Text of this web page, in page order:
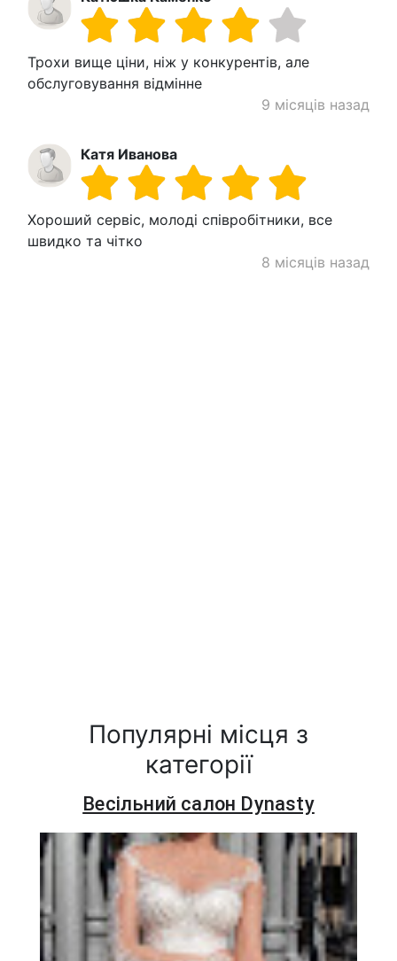
Трохи вище ціни, ніж у конкурентів, але
обслуговування відмінне
9 місяців назад
Катя Иванова
Хороший сервіс, молоді співробітники, все
швидко та чітко
8 місяців назад
Популярні місця з
категорії
Весільний салон Dynasty